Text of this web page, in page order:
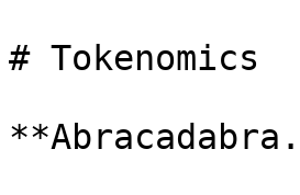
# Tokenomics